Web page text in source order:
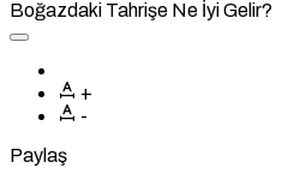
Boğazdaki Tahrişe Ne İyi Gelir?
+
-
Paylaş